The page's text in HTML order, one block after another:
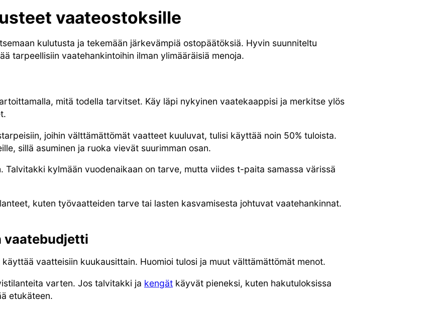
vaateostoksille
kulutusta ja tekemään järkevämpiä ostopäätöksiä. Hyvin suunniteltu
tarpeellisiin vaatehankintoihin ilman ylimääräisiä menoja.
mitä todella tarvitset. Käy läpi nykyinen vaatekaappisi ja merkitse ylös
joihin välttämättömät vaatteet kuuluvat, tulisi käyttää noin 50% tuloista.
sillä asuminen ja ruoka vievät suurimman osan.
Talvitakki kylmään vuodenaikaan on tarve, mutta viides t-paita samassa värissä
kuten työvaatteiden tarve tai lasten kasvamisesta johtuvat vaatehankinnat.
vaatebudjetti
vaatteisiin kuukausittain. Huomioi tulosi ja muut välttämättömät menot.
varten. Jos talvitakki ja kengät käyvät pieneksi, kuten hakutuloksissa
etukäteen.